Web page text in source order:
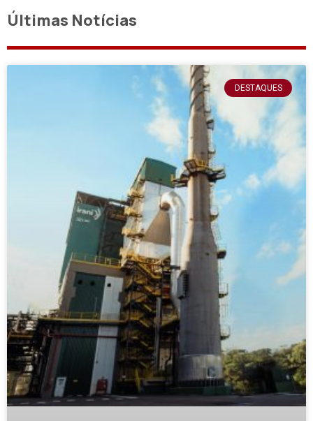
Últimas Notícias
DESTAQUES